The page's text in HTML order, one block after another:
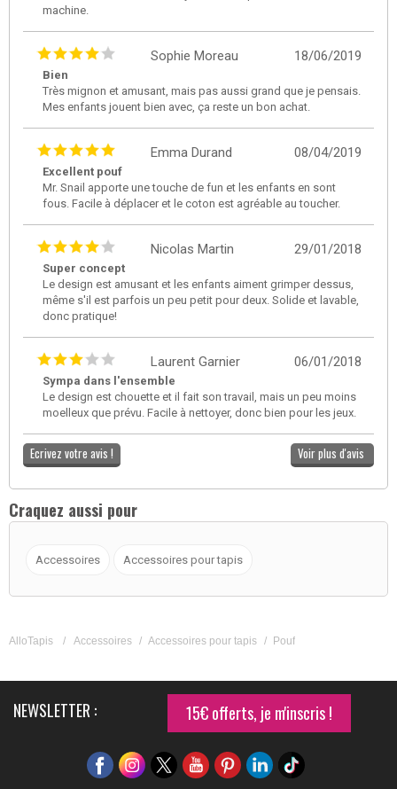
machine.
18/06/2019
Sophie Moreau
Bien
Très mignon et amusant, mais pas aussi grand que je pensais.
Mes enfants jouent bien avec, ça reste un bon achat.
08/04/2019
Emma Durand
Excellent pouf
Mr. Snail apporte une touche de fun et les enfants en sont
fous. Facile à déplacer et le coton est agréable au toucher.
29/01/2018
Nicolas Martin
Super concept
Le design est amusant et les enfants aiment grimper dessus,
même s'il est parfois un peu petit pour deux. Solide et lavable,
donc pratique!
06/01/2018
Laurent Garnier
Sympa dans l'ensemble
Le design est chouette et il fait son travail, mais un peu moins
moelleux que prévu. Facile à nettoyer, donc bien pour les jeux.
Ecrivez votre avis ! Voir plus d'avis
Craquez aussi pour
Accessoires Accessoires pour tapis
AlloTapis / Accessoires / Accessoires pour tapis / Pouf
NEWSLETTER : 15€ offerts, je m'inscris !